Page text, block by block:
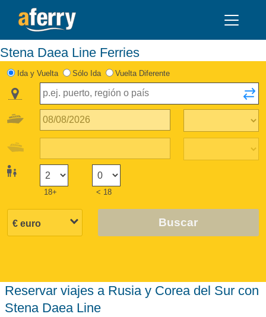
Stena Daea Line Ferries
Ida y Vuelta Sólo Ida Vuelta Diferente
18+ < 18
Buscar
Reservar viajes a Rusia y Corea del Sur con
Stena Daea Line